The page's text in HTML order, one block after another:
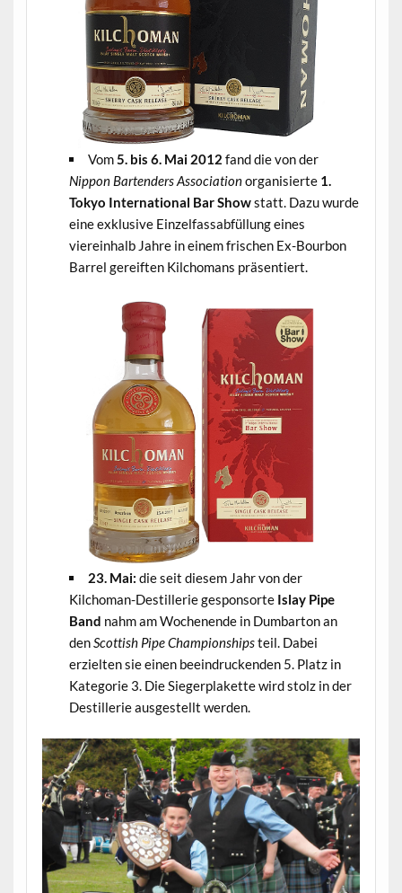
Vom5. bis 6. Mai 2012 fand die von der
Nippon Bartenders Associationorganisierte 1.
Tokyo International Bar Showstatt. Dazu wurde
eine exklusive Einzelfassabfüllung eines
viereinhalb Jahre in einem frischen Ex-Bourbon
Barrel gereiften Kilchomans präsentiert.
23. Mai:die seit diesem Jahr von der
Kilchoman-Destillerie gesponsorte Islay Pipe
Band nahm am Wochenende in Dumbarton an
denScottish Pipe Championshipsteil. Dabei
erzielten sie einen beeindruckenden 5. Platz in
Kategorie 3. Die Siegerplakette wird stolz in der
Destillerie ausgestellt werden.